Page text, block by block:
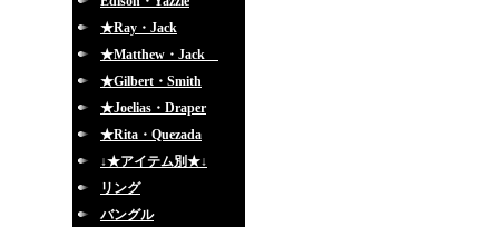
★Ray・Jack
★Matthew・Jack
★Gilbert・Smith
★Joelias・Draper
★Rita・Quezada
↓★アイテム別★↓
リング
バングル